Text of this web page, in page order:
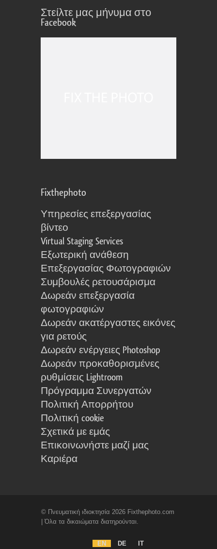
Στείλτε μας μήνυμα στο
Facebook
Fixthephoto
Υπηρεσίες επεξεργασίας
βίντεο
Virtual Staging Services
Εξωτερική ανάθεση
Επεξεργασίας Φωτογραφιών
Συμβουλές ρετουσάρισμα
Δωρεάν επεξεργασία
φωτογραφιών
Δωρεάν ακατέργαστες εικόνες
για ρετούς
Δωρεάν ενέργειες Photoshop
Δωρεάν προκαθορισμένες
ρυθμίσεις Lightroom
Πρόγραμμα Συνεργατών
Πολιτική Απορρήτου
Πολιτική cookie
Σχετικά με εμάς
Επικοινωνήστε μαζί μας
Καριέρα
© Πνευματική ιδιοκτησία 2026 Fixthephoto.com
| Όλα τα δικαιώματα διατηρούνται.
EN DE IT